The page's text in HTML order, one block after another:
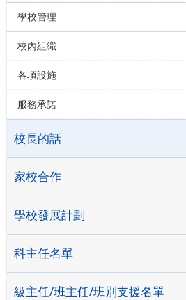
學校管理
校內組織
各項設施
服務承諾
校長的話
家校合作
學校發展計劃
科主任名單
級主任/班主任/班別支援名單